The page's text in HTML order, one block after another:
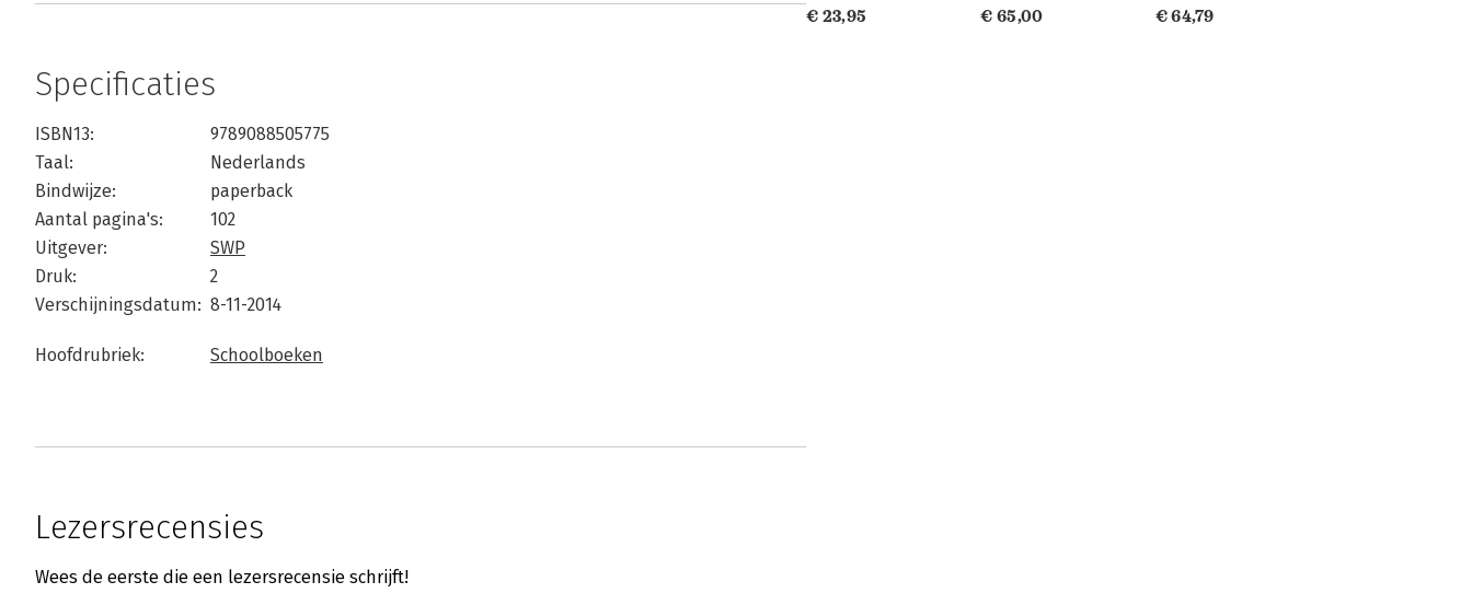
Specificaties
ISBN13:
9789088505775
Taal:
Nederlands
Bindwijze:
paperback
Aantal pagina's:
102
Uitgever:
SWP
Druk:
2
Verschijningsdatum: 8-11-2014
Hoofdrubriek: Schoolboeken
Lezersrecensies
Wees de eerste die een lezersrecensie schrijft!
€ 23,95
€ 65,00
€ 64,79